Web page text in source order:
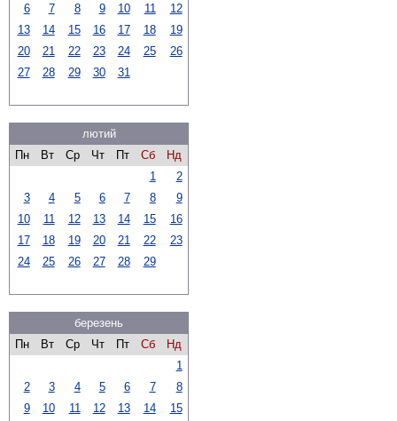
6
7 8 9 10 11
12
13
14 15 16 17 18
19
20
21 22 23 24 25
26
27
28 29 30 31
лютий
Пн
Вт Ср Чт Пт Сб
Нд
1
2
3
4 5 6 7 8
9
10
11 12 13 14 15
16
17
18 19 20 21 22
23
24
25 26 27 28 29
березень
Пн
Вт Ср Чт Пт Сб
Нд
1
2
3 4 5 6 7
8
9
10 11 12 13 14
15